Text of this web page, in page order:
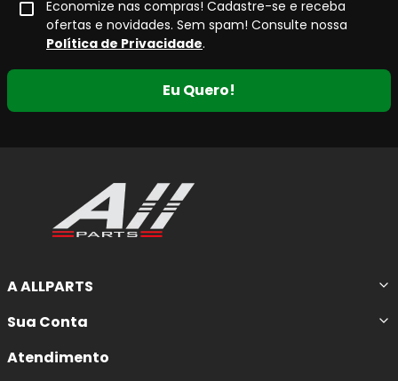
Economize nas compras! Cadastre-se e receba
ofertas e novidades. Sem spam! Consulte nossa
Política de Privacidade.
Eu Quero!
A ALLPARTS
Sua Conta
Atendimento